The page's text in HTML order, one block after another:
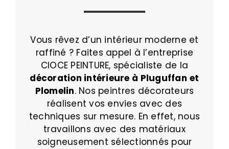
Vous rêvez d’un intérieur moderne et
raffiné ? Faites appel à l’entreprise
CIOCE PEINTURE, spécialiste de la
décoration intérieure à Pluguffan et
Plomelin. Nos peintres décorateurs
réalisent vos envies avec des
techniques sur mesure. En effet, nous
travaillons avec des matériaux
soigneusement sélectionnés pour